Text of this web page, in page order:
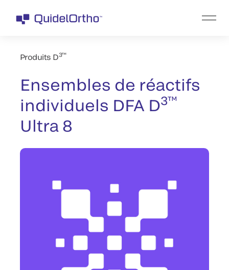
Produits D3™
Ensembles de réactifs
individuels DFA D3™
Ultra 8